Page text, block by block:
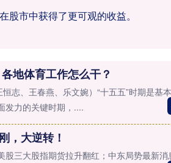
市中获得了更可观的收益。
地体育工作怎么干？
志、王春燕、乐文婉）“十五五”时期是基
发力的关键时期，....
，大逆转！
股三大股指期货拉升翻红；中东局势最新消